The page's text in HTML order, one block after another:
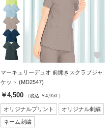
favorite
マーキュリーデュオ 前開きスクラブジャ
ケット (MD2547)
￥4,500 （税込 ￥4,950 ）
オリジナルプリント オリジナル刺繍
ネーム刺繍